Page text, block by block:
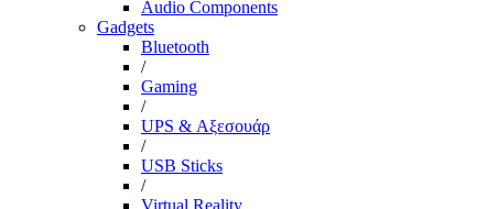
Audio Components
Gadgets
Bluetooth
/
Gaming
/
UPS & Αξεσουάρ
/
USB Sticks
/
Virtual Reality